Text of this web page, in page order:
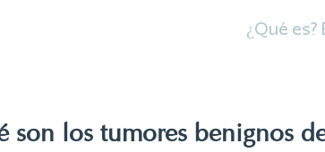
¿Qué es?
son los tumores benignos